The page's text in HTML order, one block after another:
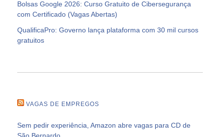
Bolsas Google 2026: Curso Gratuito de Cibersegurança
com Certificado (Vagas Abertas)
QualificaPro: Governo lança plataforma com 30 mil cursos
gratuitos
VAGAS DE EMPREGOS
Sem pedir experiência, Amazon abre vagas para CD de